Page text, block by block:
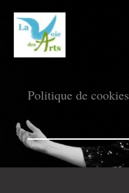
Aller
contenu
Politique de cookies